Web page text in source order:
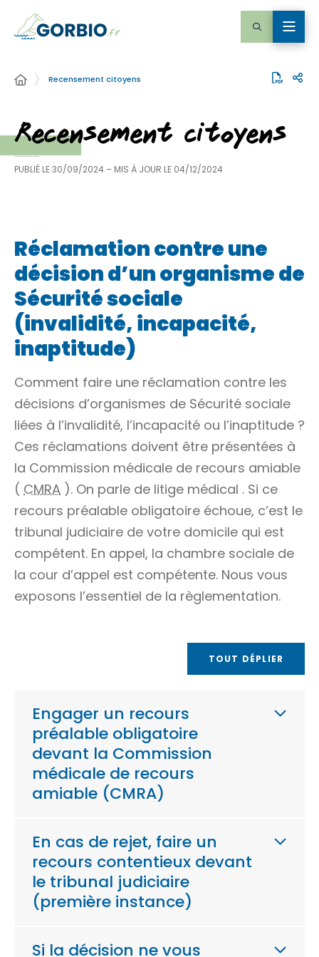
Recensement citoyens
Recensement citoyens
PUBLIÉ LE30/09/2024 – MIS À JOUR LE 04/12/2024
Réclamation contre une
décision d’un organisme de
Sécurité sociale
(invalidité, incapacité,
inaptitude)
Comment faire une réclamation contre les
décisions d’organismes de Sécurité sociale
liées à l’invalidité, l’incapacité ou l’inaptitude ?
Ces réclamations doivent être présentées à
la Commission médicale de recours amiable
( CMRA ). On parle de litige médical . Si ce
recours préalable obligatoire échoue, c’est le
tribunal judiciaire de votre domicile qui est
compétent. En appel, la chambre sociale de
la cour d’appel est compétente. Nous vous
exposons l’essentiel de la règlementation.
TOUT DÉPLIER
Engager un recours
préalable obligatoire
devant la Commission
médicale de recours
amiable (CMRA)
En cas de rejet, faire un
recours contentieux devant
le tribunal judiciaire
(première instance)
Si la décision ne vous